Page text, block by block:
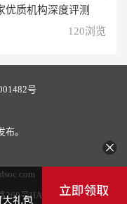
优质机构深度评测
120浏览
号
。
260号HALO广场四期九层